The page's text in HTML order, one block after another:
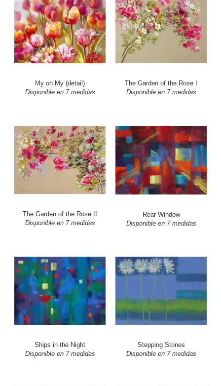
My oh My (detail)
Disponible en 7 medidas
The Garden of the Rose I
Disponible en 7 medidas
The Garden of the Rose II
Disponible en 7 medidas
Rear Window
Disponible en 7 medidas
Ships in the Night
Disponible en 7 medidas
Stepping Stones
Disponible en 7 medidas